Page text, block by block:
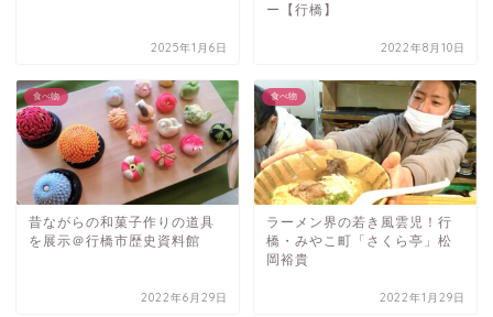
2025年1月6日
ー【行橋】
2022年8月10日
食べ物
昔ながらの和菓子作りの道具
を展示＠行橋市歴史資料館
2022年6月29日
食べ物
ラーメン界の若き風雲児！行
橋・みやこ町「さくら亭」松
岡裕貴
2022年1月29日